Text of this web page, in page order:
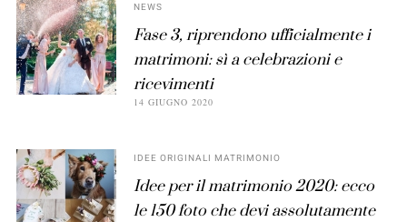
NEWS
Fase 3, riprendono ufficialmente i
matrimoni: sì a celebrazioni e
ricevimenti
14 GIUGNO 2020
IDEE ORIGINALI MATRIMONIO
Idee per il matrimonio 2020: ecco
le 150 foto che devi assolutamente